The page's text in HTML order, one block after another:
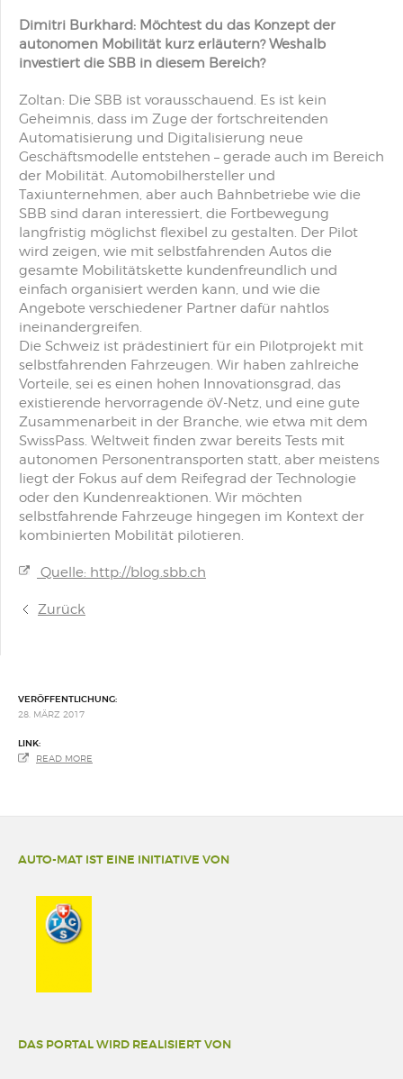
Dimitri Burkhard: Möchtest du das Konzept der
autonomen Mobilität kurz erläutern? Weshalb
investiert die SBB in diesem Bereich?
Zoltan: Die SBB ist vorausschauend. Es ist kein
Geheimnis, dass im Zuge der fortschreitenden
Automatisierung und Digitalisierung neue
Geschäftsmodelle entstehen – gerade auch im Bereich
der Mobilität. Automobilhersteller und
Taxiunternehmen, aber auch Bahnbetriebe wie die
SBB sind daran interessiert, die Fortbewegung
langfristig möglichst flexibel zu gestalten. Der Pilot
wird zeigen, wie mit selbstfahrenden Autos die
gesamte Mobilitätskette kundenfreundlich und
einfach organisiert werden kann, und wie die
Angebote verschiedener Partner dafür nahtlos
ineinandergreifen.
Die Schweiz ist prädestiniert für ein Pilotprojekt mit
selbstfahrenden Fahrzeugen. Wir haben zahlreiche
Vorteile, sei es einen hohen Innovationsgrad, das
existierende hervorragende öV-Netz, und eine gute
Zusammenarbeit in der Branche, wie etwa mit dem
SwissPass. Weltweit finden zwar bereits Tests mit
autonomen Personentransporten statt, aber meistens
liegt der Fokus auf dem Reifegrad der Technologie
oder den Kundenreaktionen. Wir möchten
selbstfahrende Fahrzeuge hingegen im Kontext der
kombinierten Mobilität pilotieren.
Quelle: http://blog.sbb.ch
Zurück
VERÖFFENTLICHUNG:
28. MÄRZ 2017
LINK:
READ MORE
AUTO-MAT IST EINE INITIATIVE VON
DAS PORTAL WIRD REALISIERT VON